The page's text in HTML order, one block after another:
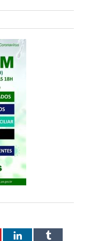
LinkedInTumblr